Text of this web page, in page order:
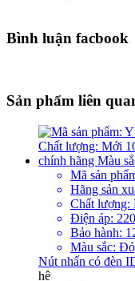
Bình luận facbook
Sản phẩm liên
Mã sản
Hãng sản
Chất lượng:
Điện áp:
Bảo hành:
Màu sắc:
Nút nhấn có đèn
hệ